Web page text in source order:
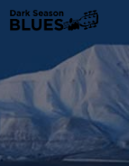
Ga
naar
inhoud